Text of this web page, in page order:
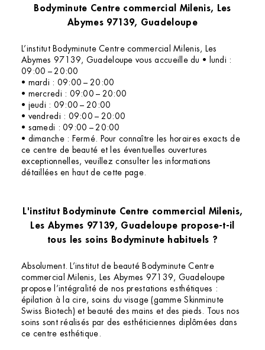
Bodyminute Centre commercial Milenis, Les
Abymes 97139, Guadeloupe
L’institut Bodyminute Centre commercial Milenis, Les
Abymes 97139, Guadeloupe vous accueille du • lundi :
09:00 – 20:00
• mardi : 09:00 – 20:00
• mercredi : 09:00 – 20:00
• jeudi : 09:00 – 20:00
• vendredi : 09:00 – 20:00
• samedi : 09:00 – 20:00
• dimanche : Fermé. Pour connaître les horaires exacts de
ce centre de beauté et les éventuelles ouvertures
exceptionnelles, veuillez consulter les informations
détaillées en haut de cette page.
L'institut Bodyminute Centre commercial Milenis,
Les Abymes 97139, Guadeloupe propose-t-il
tous les soins Bodyminute habituels ?
Absolument. L’institut de beauté Bodyminute Centre
commercial Milenis, Les Abymes 97139, Guadeloupe
propose l’intégralité de nos prestations esthétiques :
épilation à la cire, soins du visage (gamme Skinminute
Swiss Biotech) et beauté des mains et des pieds. Tous nos
soins sont réalisés par des esthéticiennes diplômées dans
ce centre esthétique.